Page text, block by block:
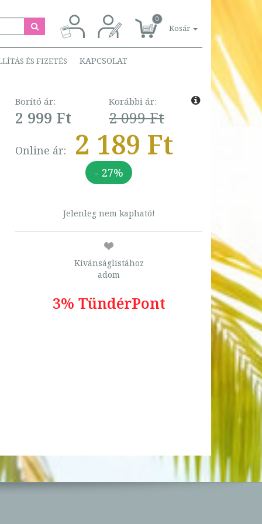
0
Kosár
ÉS FIZETÉS KAPCSOLAT
Borító ár:
2 999 Ft
Korábbi ár:
2 099 Ft
Online ár: 2 189 Ft
- 27%
Jelenleg nem kapható!
Kívánságlistához
adom
3% TündérPont